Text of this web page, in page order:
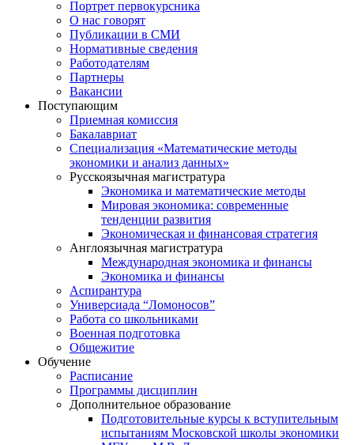
Портрет первокурсника
О нас говорят
Публикации в СМИ
Нормативные сведения
Работодателям
Партнеры
Вакансии
Поступающим
Приемная комиссия
Бакалавриат
Специализация «Математические методы
экономики и анализ данных»
Русскоязычная магистратура
Экономика и математические методы
Мировая экономика: современные
тенденции развития
Экономическая и финансовая стратегия
Англоязычная магистратура
Международная экономика и финансы
Экономика и финансы
Аспирантура
Универсиада “Ломоносов”
Работа со школьниками
Военная подготовка
Общежитие
Обучение
Расписание
Программы дисциплин
Дополнительное образование
Подготовительные курсы к вступительным
испытаниям Московской школы экономики